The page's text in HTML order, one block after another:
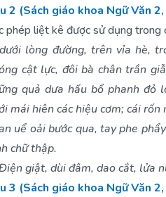
2 (Sách giáo khoa Ngữ Văn
phép liệt kê được sử dụng trong
dưới lòng đường, trên vỉa hè,
cật lực, đôi bà chân trần
quả dưa hấu bổ phanh đỏ
mái hiên các hiệu cơm; cái
uể oải bước qua, tay phe
chữ thập.
giật, dùi đâm, dao cắt, lửa
3 (Sách giáo khoa Ngữ Văn